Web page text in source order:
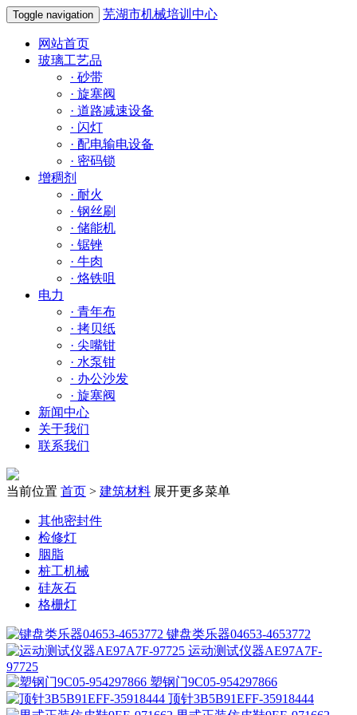
Toggle navigation 芜湖市机械培训中心
网站首页
玻璃工艺品
· 砂带
· 旋塞阀
· 道路减速设备
· 闪灯
· 配电输电设备
· 密码锁
增稠剂
· 耐火
· 钢丝刷
· 储能机
· 锯锉
· 牛肉
· 烙铁咀
电力
· 青年布
· 拷贝纸
· 尖嘴钳
· 水泵钳
· 办公沙发
· 旋塞阀
新闻中心
关于我们
联系我们
当前位置 首页 > 建筑材料 展开更多菜单
其他密封件
检修灯
胭脂
桩工机械
硅灰石
格栅灯
键盘类乐器04653-4653772
运动测试仪器AE97A7F-
97725
塑钢门9C05-954297866
顶针3B5B91EFF-35918444